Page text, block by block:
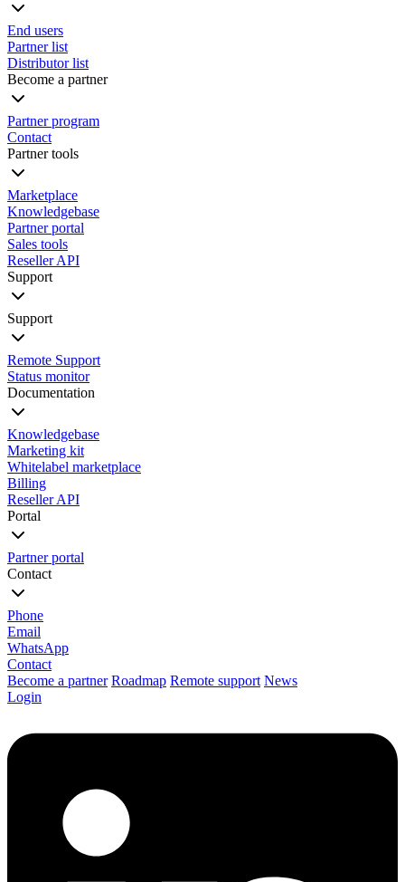
End users
Partner list
Distributor list
Become a partner
Partner program
Contact
Partner tools
Marketplace
Knowledgebase
Partner portal
Sales tools
Reseller API
Support
Support
Remote Support
Status monitor
Documentation
Knowledgebase
Marketing kit
Whitelabel marketplace
Billing
Reseller API
Portal
Partner portal
Contact
Phone
Email
WhatsApp
Contact
Become a partner Roadmap Remote support News
Login